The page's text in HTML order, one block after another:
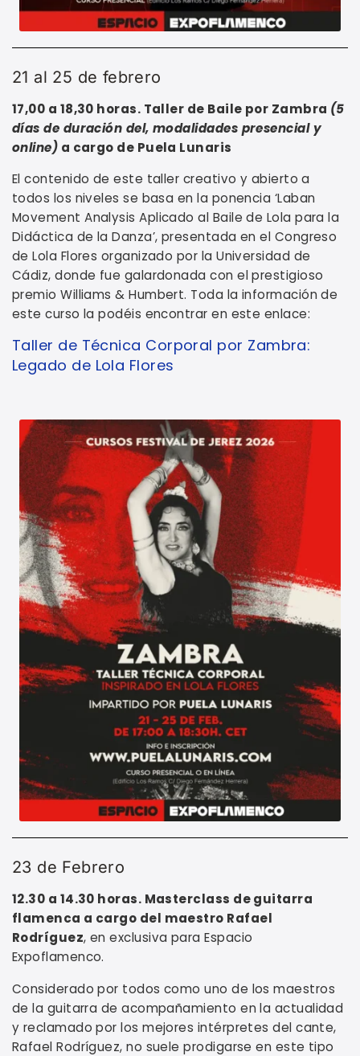
21 al 25 de febrero
17,00 a 18,30 horas. Taller de Baile por Zambra (5
días de duración del, modalidades presencial y
online) a cargo de Puela Lunaris
El contenido de este taller creativo y abierto a
todos los niveles se basa en la ponencia ‘Laban
Movement Analysis Aplicado al Baile de Lola para la
Didáctica de la Danza’, presentada en el Congreso
de Lola Flores organizado por la Universidad de
Cádiz, donde fue galardonada con el prestigioso
premio Williams & Humbert. Toda la información de
este curso la podéis encontrar en este enlace:
Taller de Técnica Corporal por Zambra:
Legado de Lola Flores
23 de Febrero
12.30 a 14.30 horas. Masterclass de guitarra
flamenca a cargo del maestro Rafael
Rodríguez, en exclusiva para Espacio
Expoflamenco.
Considerado por todos como uno de los maestros
de la guitarra de acompañamiento en la actualidad
y reclamado por los mejores intérpretes del cante,
Rafael Rodríguez, no suele prodigarse en este tipo